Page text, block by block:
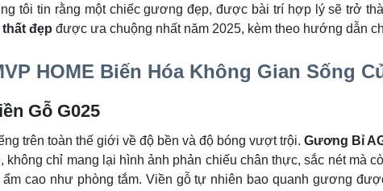
tôi tin rằng một chiếc gương đẹp, được bài trí hợp lý sẽ trở
đẹp được ưa chuộng nhất năm 2025, kèm theo hướng dẫn
HOME Biến Hóa Không Gian Sống
Gỗ G025
trên toàn thế giới về độ bền và độ bóng vượt trội. Gương Bỉ
, không chỉ mang lại hình ảnh phản chiếu chân thực, sắc nét mà
cao như phòng tắm. Viền gỗ tự nhiên bao quanh gương